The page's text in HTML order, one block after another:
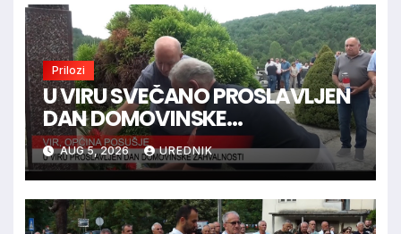
Prilozi
U VIRU SVEČANO PROSLAVLJEN
DAN DOMOVINSKE
ZAHVALNOSTI
AUG 5, 2026 UREDNIK